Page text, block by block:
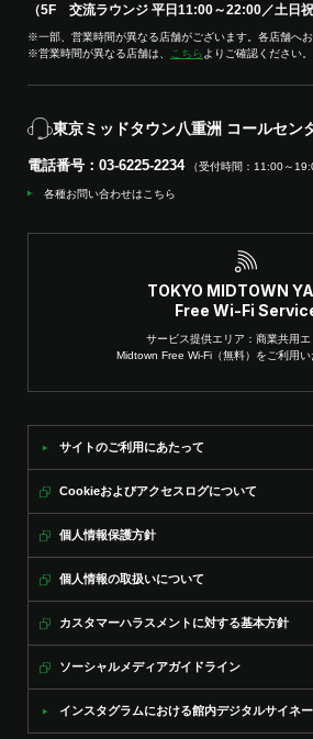
（5F 交流ラウンジ 平日11:00～22:00／土日
※一部、営業時間が異なる店舗がございます。各店舗へお
※営業時間が異なる店舗は、
こちら よりご確認ください。
東京ミッドタウン八重洲 コールセン
電話番号：03-6225-2234 （受付時間：11:00～
各種お問い合わせはこちら
TOKYO MIDTOWN
Free Wi-Fi
サービス提供エリア：商業共用エ
Midtown Free Wi-Fi（無料）をご利用い
サイトのご利用にあたって
Cookieおよびアクセスログについて
個人情報保護方針
個人情報の取扱いについて
カスタマーハラスメントに対する基本方針
ソーシャルメディアガイドライン
インスタグラムにおける館内デジタルサイネ